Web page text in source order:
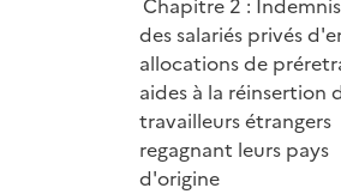
Chapitre 2 :
des salariés privés
allocations de
aides à la réinsertion
travailleurs étrangers
regagnant leurs pays
d'origine